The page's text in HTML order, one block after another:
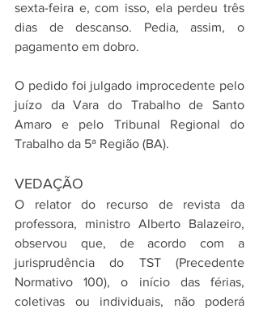
sexta-feira e, com isso, ela perdeu três
dias de descanso. Pedia, assim, o
pagamento em dobro.
O pedido foi julgado improcedente pelo
juízo da Vara do Trabalho de Santo
Amaro e pelo Tribunal Regional do
Trabalho da 5ª Região (BA).
VEDAÇÃO
O relator do recurso de revista da
professora, ministro Alberto Balazeiro,
observou que, de acordo com a
jurisprudência do TST (Precedente
Normativo 100), o início das férias,
coletivas ou individuais, não poderá